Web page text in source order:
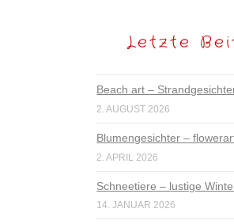
Letzte
Beach art –
2. AUGUST 2026
Blumengesichter –
2. APRIL 2026
Schneetiere – lustige
14. JANUAR 2026